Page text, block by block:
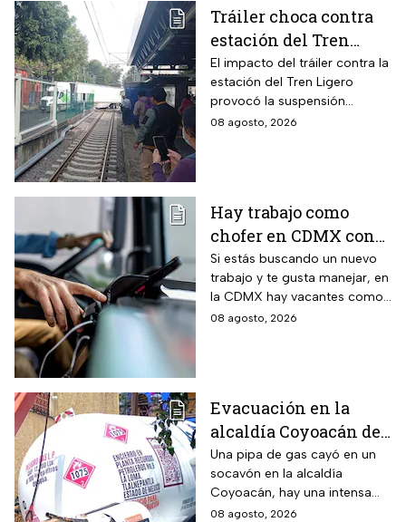
Tráiler choca contra
estación del Tren
Ligero en CDMX
El impacto del tráiler contra la
estación del Tren Ligero
provocó la suspensión
momentánea del servicio
08 agosto, 2026
Hay trabajo como
chofer en CDMX con
sueldo de 13 mil 500
pesos; requisitos para
aplicar
Si estás buscando un nuevo
trabajo y te gusta manejar, en
la CDMX hay vacantes como
chofer y aquí te decimos
08 agosto, 2026
Evacuación en la
alcaldía Coyoacán de
CDMX tras caída de
una pipa en un
socavón
Una pipa de gas cayó en un
socavón en la alcaldía
Coyoacán, hay una intensa
movilización de servicios de
08 agosto, 2026